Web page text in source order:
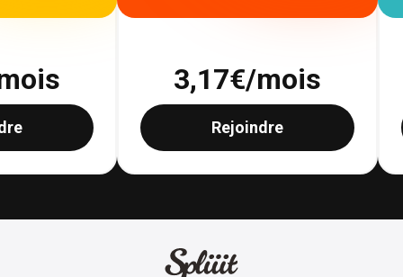
3,17€/mois
Rejoindre